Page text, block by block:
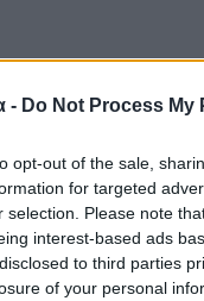
- Do Not Process
opt-out of the sale,
for targeted
selection. Please note
interest-based ads
to third parties
of your personal